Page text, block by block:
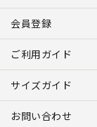
会員登録
ご利用ガイド
サイズガイド
お問い合わせ